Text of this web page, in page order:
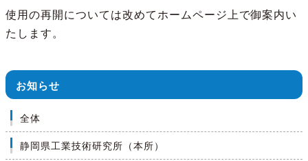
使用の再開については改めてホームページ上で御案内い
たします。
お知らせ
全体
静岡県工業技術研究所（本所）